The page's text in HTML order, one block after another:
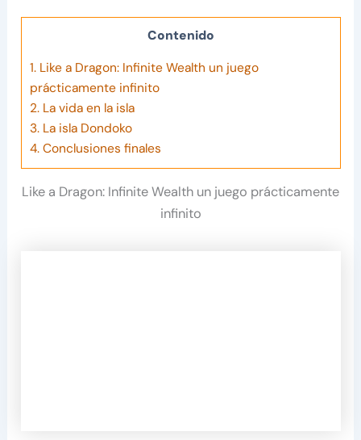
Contenido
1.Like a Dragon: Infinite Wealth un juego
prácticamente infinito
2.La vida en la isla
3.La isla Dondoko
4.Conclusiones finales
Like a Dragon: Infinite Wealth un juego prácticamente
infinito